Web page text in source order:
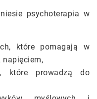
psychoterapia w
które pomagają w
napięciem,
które prowadzą do